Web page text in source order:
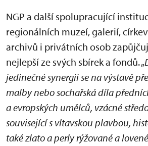
NGP a další spolupracující
regionálních muzeí, galerií,
archivů i privátních osob
nejlepší ze svých sbírek a fondů. „
jedinečné synergii se na výstavě
malby nebo sochařská díla
a evropských umělců, vzácné
související s vltavskou plavbou,
také zlato a perly rýžované a